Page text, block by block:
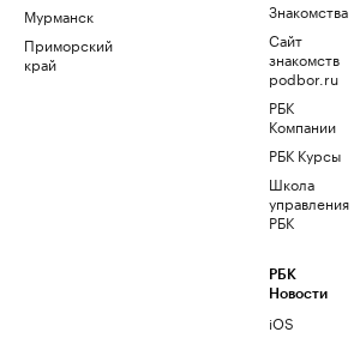
Мурманск
Приморский
край
Знакомства
Сайт
знакомств
podbor.ru
РБК
Компании
РБК Курсы
Школа
управления
РБК
РБК
Новости
iOS